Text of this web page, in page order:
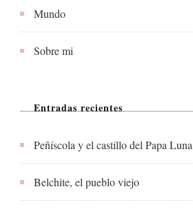
Mundo
Sobre mi
Entradas recientes
Peñíscola y el castillo del Papa Luna
Belchite, el pueblo viejo